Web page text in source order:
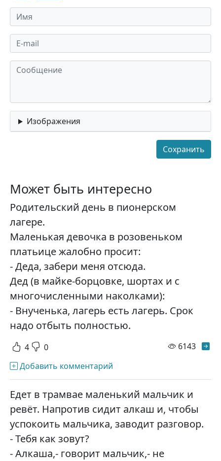
Изображения
Может быть интересно
Родительский день в пионерском
лагере.
Маленькая девочка в розовеньком
платьице жалобно просит:
- Деда, забери меня отсюда.
Дед (в майке-борцовке, шортах и с
многочисленными наколками):
- Внученька, лагерь есть лагерь. Срок
надо отбыть полностью.
4 0 6143
Добавить комментарий
Едет в трамвае маленький мальчик и
ревёт. Напротив сидит алкаш и, чтобы
успокоить мальчика, заводит разговор.
- Тебя как зовут?
- Алкаша,- говорит мальчик,- не